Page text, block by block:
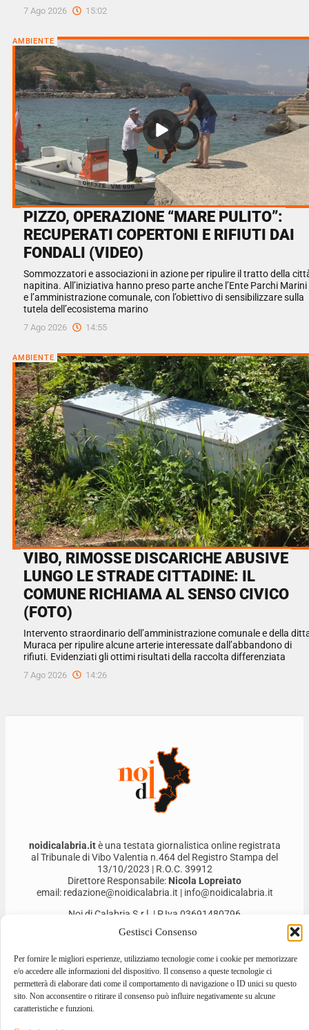
Gestisci Consenso
Per fornire le migliori esperienze, utilizziamo tecnologie come i cookie per memorizzare
e/o accedere alle informazioni del dispositivo. Il consenso a queste tecnologie ci
permetterà di elaborare dati come il comportamento di navigazione o ID unici su questo
sito. Non acconsentire o ritirare il consenso può influire negativamente su alcune
caratteristiche e funzioni.
7 Ago 2026 15:02
AMBIENTE
PIZZO, OPERAZIONE “MARE PULITO”:
RECUPERATI COPERTONI E RIFIUTI DAI
FONDALI (VIDEO)
Sommozzatori e associazioni in azione per ripulire il tratto della
napitina. All’iniziativa hanno preso parte anche l’Ente Parchi Marini
e l’amministrazione comunale, con l’obiettivo di sensibilizzare sulla
tutela dell’ecosistema marino
7 Ago 2026 14:55
AMBIENTE
VIBO, RIMOSSE DISCARICHE ABUSIVE
LUNGO LE STRADE CITTADINE: IL
COMUNE RICHIAMA AL SENSO CIVICO
(FOTO)
Intervento straordinario dell’amministrazione comunale e della
Muraca per ripulire alcune arterie interessate dall’abbandono di
rifiuti. Evidenziati gli ottimi risultati della raccolta differenziata
7 Ago 2026 14:26
noidicalabria.itè una testata giornalistica online registrata
al Tribunale di Vibo Valentia n.464 del Registro Stampa del
13/10/2023 | R.O.C. 39912
Direttore Responsabile: Nicola Lopreiato
email: redazione@noidicalabria.it | info@noidicalabria.it
Noi di Calabria S.r.l. | P.Iva 03691480796